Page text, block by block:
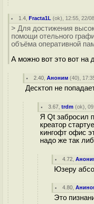
1.4 ,Fracta1L (ok), 12:55, 22/
> Для достижения
помощи отельного
объёма оперативной
А можно вот это вот на
2.40 ,Аноним (40),
Десктоп не
3.67 ,trdm (ok),
Я Qt забросил
креатор
кингофт офис
надо же так
4.72 ,
Юзеру
4.80 ,
Это